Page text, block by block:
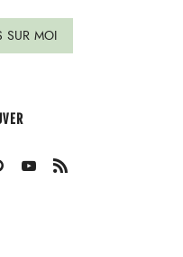
SUR MOI